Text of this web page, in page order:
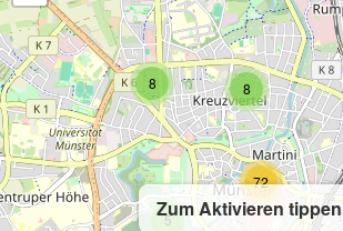
Zum Aktivieren tippen
8 8
5
72